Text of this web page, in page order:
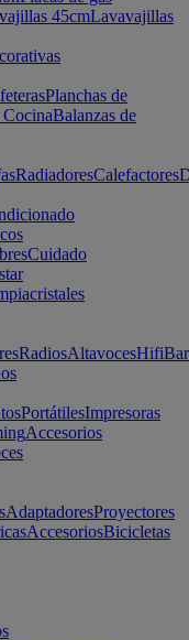
45cmLavavajillas
Planchas de
Balanzas de
RadiadoresCalefactores
Cuidado
RadiosAltavocesHifi
PortátilesImpresoras
Accesorios
AdaptadoresProyectores
AccesoriosBicicletas